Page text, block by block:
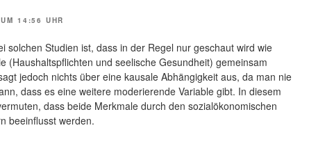
14:56 UHR
solchen Studien ist, dass in der Regel nur geschaut wird wie
(Haushaltspflichten und seelische Gesundheit) gemeinsam
jedoch nichts über eine kausale Abhängigkeit aus, da man nie
dass es eine weitere moderierende Variable gibt. In diesem
dass beide Merkmale durch den sozialökonomischen
beeinflusst werden.